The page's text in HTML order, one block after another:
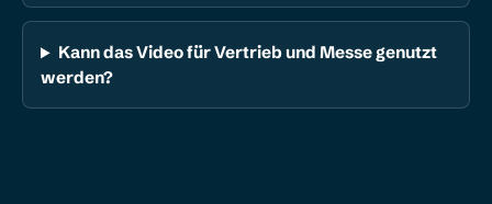
Kann das Video für Vertrieb und Messe genutzt
werden?